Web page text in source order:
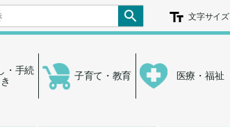
文字サイズ
・手続
き
子育て・教育 医療・福祉